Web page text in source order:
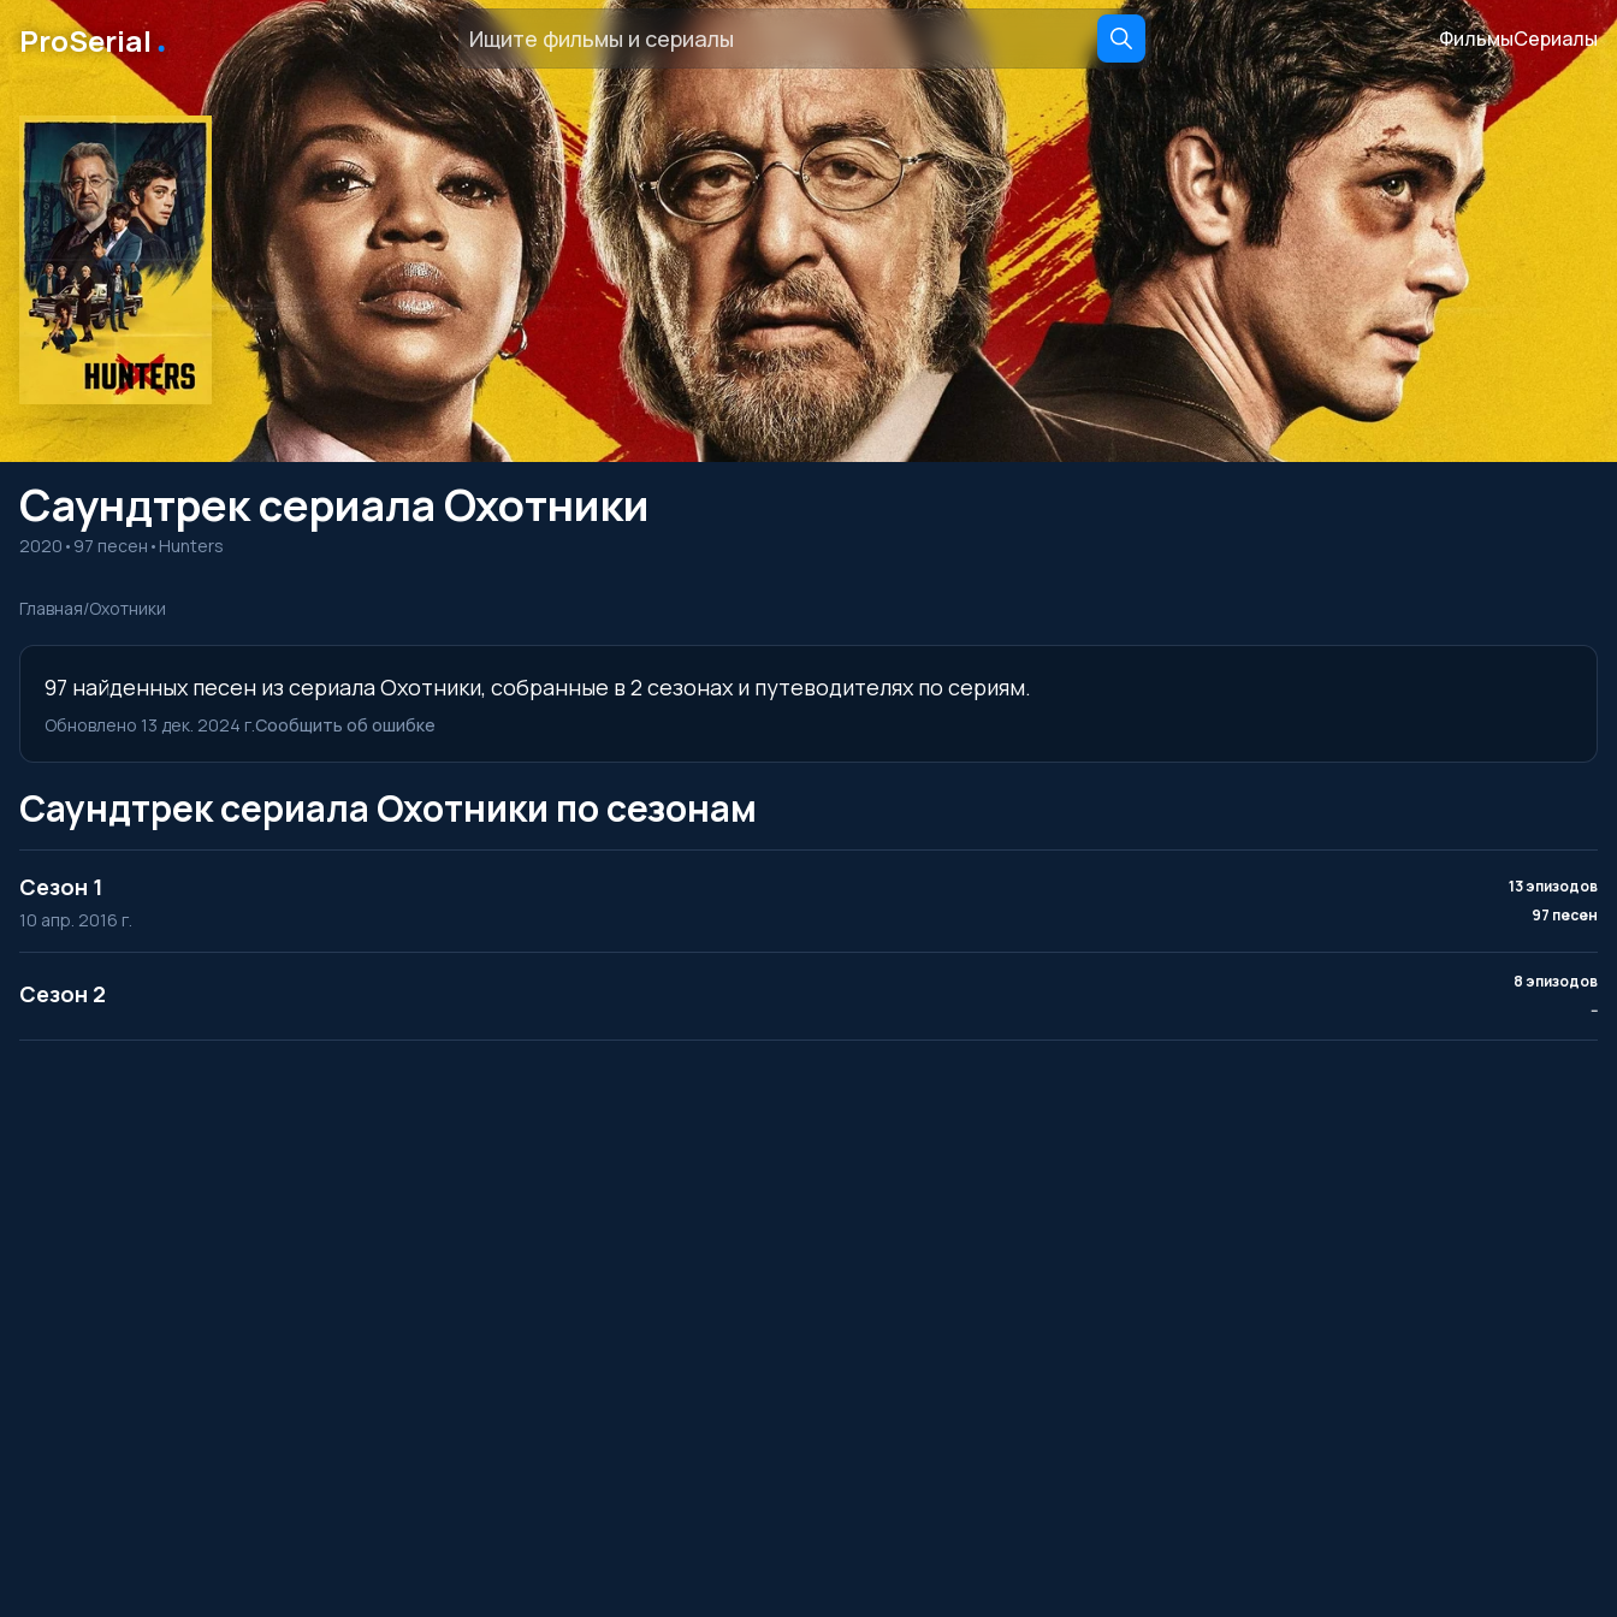
ProSerial ․ ФильмыСериалы
Саундтрек сериала Охотники
2020 • 97 песен • Hunters
Главная/Охотники
97 найденных песен из сериала Охотники, собранные в 2 сезонах и путеводителях по сериям.
Обновлено 13 дек. 2024 г.Сообщить об ошибке
Саундтрек сериала Охотники по сезонам
Сезон 1
10 апр. 2016 г.
13 эпизодов
97 песен
Сезон 2
8 эпизодов
--